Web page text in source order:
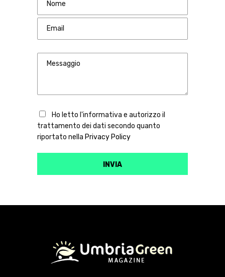
Ho letto l'informativa e autorizzo il
trattamento dei dati secondo quanto
riportato nella Privacy Policy